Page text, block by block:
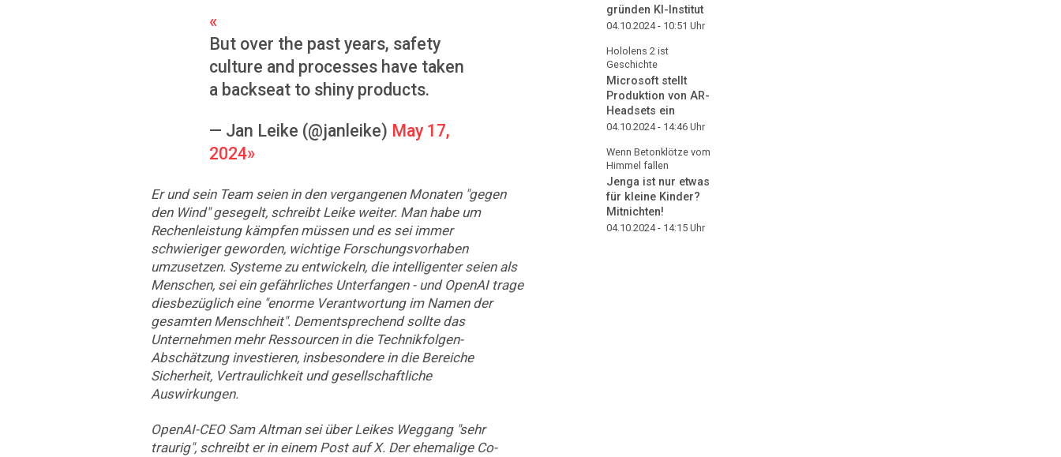
But over the past years, safety
culture and processes have taken
a backseat to shiny products.
— Jan Leike (@janleike) May 17,
2024
Er und sein Team seien in den vergangenen Monaten "gegen
den Wind" gesegelt, schreibt Leike weiter. Man habe um
Rechenleistung kämpfen müssen und es sei immer
schwieriger geworden, wichtige Forschungsvorhaben
umzusetzen. Systeme zu entwickeln, die intelligenter seien als
Menschen, sei ein gefährliches Unterfangen - und OpenAI trage
diesbezüglich eine "enorme Verantwortung im Namen der
gesamten Menschheit". Dementsprechend sollte das
Unternehmen mehr Ressourcen in die Technikfolgen-
Abschätzung investieren, insbesondere in die Bereiche
Sicherheit, Vertraulichkeit und gesellschaftliche
Auswirkungen.
OpenAI-CEO Sam Altman sei über Leikes Weggang "sehr
traurig", schreibt er in einem Post auf X. Der ehemalige Co-
gründen KI-Institut
04.10.2024 - 10:51 Uhr
Hololens 2 ist
Geschichte
Microsoft stellt
Produktion von AR-
Headsets ein
04.10.2024 - 14:46 Uhr
Wenn Betonklötze vom
Himmel fallen
Jenga ist nur etwas
für kleine Kinder?
Mitnichten!
04.10.2024 - 14:15 Uhr